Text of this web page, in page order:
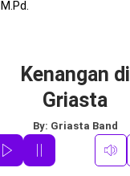
M.Pd.
Kenangan di
Griasta
By: Griasta Band